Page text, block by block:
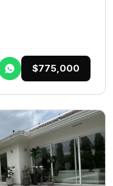
$775,000